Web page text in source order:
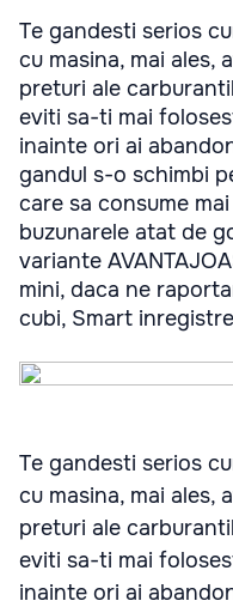
Te gandesti serios
cu masina, mai ales,
preturi ale
eviti sa-ti mai
inainte ori ai
gandul s-o schimbi
care sa consume
buzunarele atat de
variante
mini, daca ne
cubi, Smart
Te gandesti serios
cu masina, mai ales,
preturi ale
eviti sa-ti mai
inainte ori ai